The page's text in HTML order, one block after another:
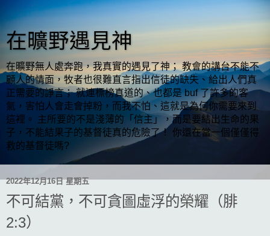
在曠野遇見神
在曠野無人處奔跑，我真實的遇見了神； 教會的講台不能不
顧人的情面，牧者也很難直言指出信徒的缺失、給出人們真
正需要的諍言； 就連標榜真道的、也都是 buf 了許多的客
氣，害怕人會走會掉粉，而我不怕、這就是為何你需要來到
這裡。 主所要的不是淺薄的「信主」，而是要結出生命的果
子，不能結果子的基督徒真的危險了！ 你還在當一個僅僅得
救的基督徒嗎?
2022年12月16日 星期五
不可結黨，不可貪圖虛浮的榮耀（腓
2:3）